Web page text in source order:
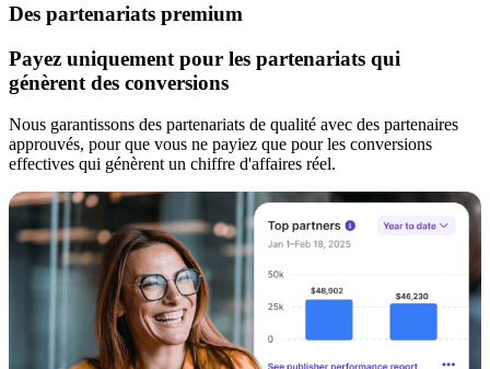
Des partenariats premium
Payez uniquement pour les partenariats qui
génèrent des conversions
Nous garantissons des partenariats de qualité avec des partenaires
approuvés, pour que vous ne payiez que pour les conversions
effectives qui génèrent un chiffre d'affaires réel.